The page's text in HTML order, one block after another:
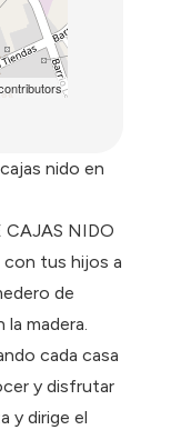
nido en
CAJAS NIDO
con tus hijos a
de
madera.
cada casa
y disfrutar
y dirige el